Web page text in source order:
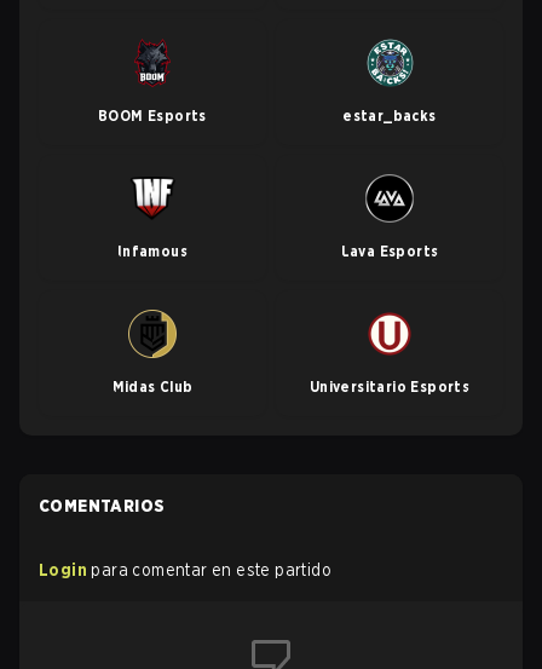
BOOM Esports estar_backs
Infamous Lava Esports
Midas Club Universitario Esports
COMENTARIOS
Login para comentar en este partido